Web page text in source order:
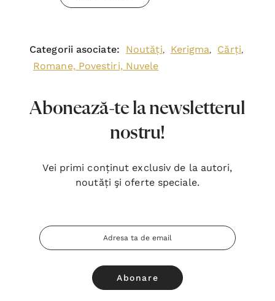
Categorii asociate: Noutăți, Kerigma, Cărți,
Romane, Povestiri, Nuvele
Abonează-te la newsletterul
nostru!
Vei primi conținut exclusiv de la autori,
noutăți şi oferte speciale.
Adresa
Email